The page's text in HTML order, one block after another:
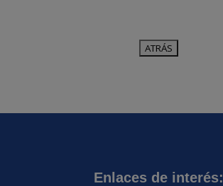
Enlaces de interés: